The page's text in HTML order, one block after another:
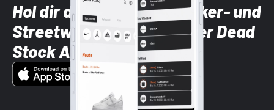
Hol dir die neuesten Sneaker- und
Streetwear-Brands mit der Dead
Stock App